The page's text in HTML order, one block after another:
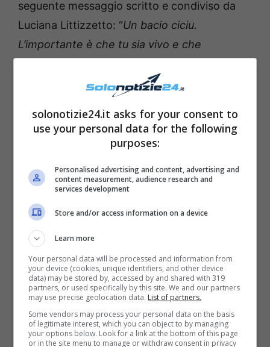
seguente messaggio scritto e condiviso da
Luciana Littizzetto: “Un bacio ciciu.
L’importante è che tu sia vivo e che
cazziatoni a pioggia. Preparati. Una puntata
Un grave incidente che ha
sconvolto la Littizzetto e non
solo
solonotizie24.it asks for your consent to
use your personal data for the following
purposes:
Personalised advertising and content, advertising and
content measurement, audience research and
services development
Store and/or access information on a device
Learn more
Your personal data will be processed and information from
your device (cookies, unique identifiers, and other device
data) may be stored by, accessed by and shared with 319
partners, or used specifically by this site. We and our partners
may use precise geolocation data. List of partners.
Some vendors may process your personal data on the basis
of legitimate interest, which you can object to by managing
your options below. Look for a link at the bottom of this page
or in the site menu to manage or withdraw consent in privacy